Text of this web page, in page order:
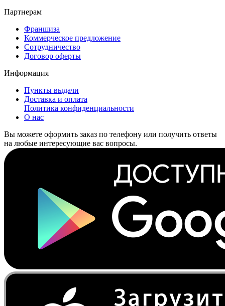
Партнерам
Франшиза
Коммерческое предложение
Сотрудничество
Договор оферты
Информация
Пункты выдачи
Доставка и оплата
Политика конфиденциальности
О нас
Вы можете оформить заказ по телефону или получить ответы
на любые интересующие вас вопросы.